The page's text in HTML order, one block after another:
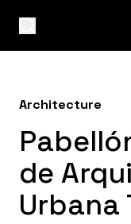
Architecture
de
Urbana